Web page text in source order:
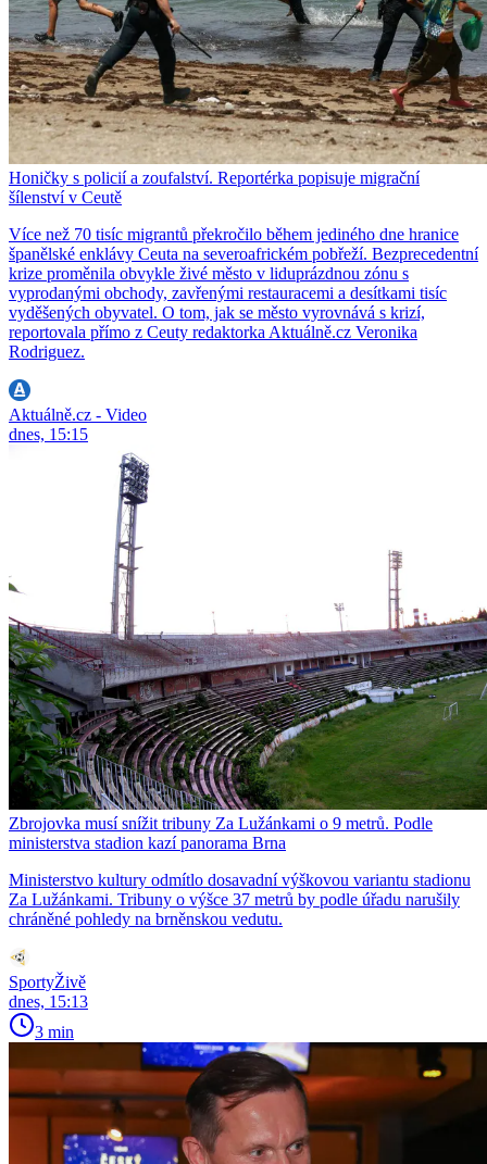
Honičky s policií a zoufalství. Reportérka popisuje migrační
šílenství v Ceutě
Více než 70 tisíc migrantů překročilo během jediného dne hranice
španělské enklávy Ceuta na severoafrickém pobřeží. Bezprecedentní
krize proměnila obvykle živé město v liduprázdnou zónu s
vyprodanými obchody, zavřenými restauracemi a desítkami tisíc
vyděšených obyvatel. O tom, jak se město vyrovnává s krizí,
reportovala přímo z Ceuty redaktorka Aktuálně.cz Veronika
Rodriguez.
Aktuálně.cz - Video
dnes, 15:15
Zbrojovka musí snížit tribuny Za Lužánkami o 9 metrů. Podle
ministerstva stadion kazí panorama Brna
Ministerstvo kultury odmítlo dosavadní výškovou variantu stadionu
Za Lužánkami. Tribuny o výšce 37 metrů by podle úřadu narušily
chráněné pohledy na brněnskou vedutu.
SportyŽivě
dnes, 15:13
3 min